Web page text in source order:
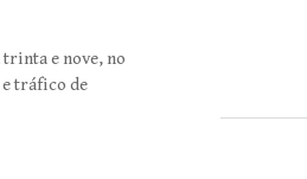
e nove, no
tráfico de